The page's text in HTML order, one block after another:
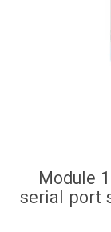
Module
serial port